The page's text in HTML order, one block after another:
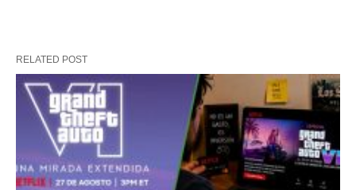
RELATED POST